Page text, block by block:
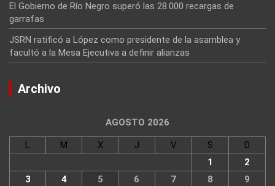
El Gobierno de Río Negro superó las 28.000 recargas de
garrafas
JSRN ratificó a López como presidente de la asamblea y
facultó a la Mesa Ejecutiva a definir alianzas
Archivo
AGOSTO 2026
L M X J V S
D
1
2
3
4 5 6 7 8
9